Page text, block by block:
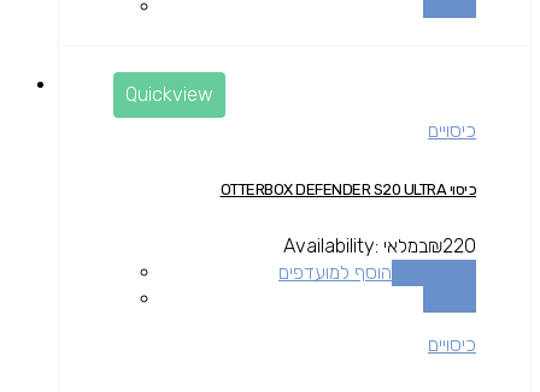
Quickview
כיסויים
כיסוי OTTERBOX DEFENDER S20 ULTRA
₪220
Availability: במלאי
הוסף למועדפים
כיסויים